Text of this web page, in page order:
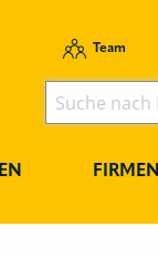
Team
FIRMEN